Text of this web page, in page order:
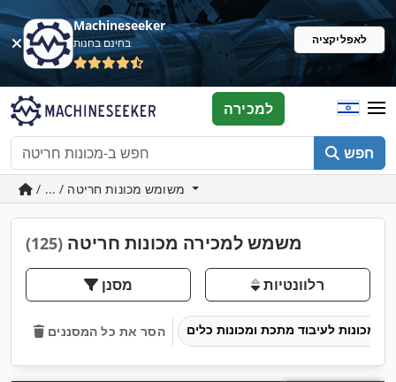
Machineseeker
בחינם בחנות לאפליקציה
חפש
למכירה
משמש למכירה מכונות חריטה (125)
מסנן רלוונטיות
הסר את כל המסננים